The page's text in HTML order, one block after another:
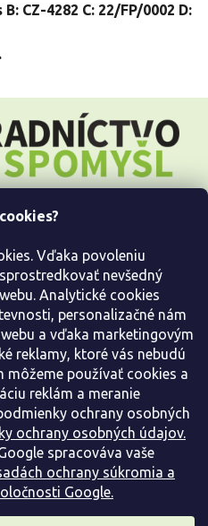
Vďaka povoleniu
nevšedný
Analytické cookies
personalizačné nám
a vďaka marketingovým
reklamy, ktoré vás nebudú
môžeme používať cookies a
reklám a meranie
ochrany osobných
ochrany osobných údajov.
spracováva vaše
ochrany súkromia a
Google.
CZ-4282 C: 22/FP/0002 D: